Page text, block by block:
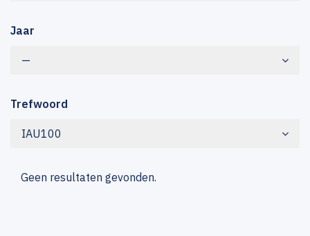
Jaar
—
Trefwoord
IAU100
Geen resultaten gevonden.